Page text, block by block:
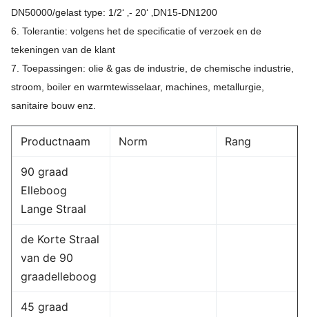
DN50000/gelast type: 1/2‘ ‚- 20‘ ‚DN15-DN1200
6. Tolerantie: volgens het de specificatie of verzoek en de
tekeningen van de klant
7. Toepassingen: olie & gas de industrie, de chemische industrie,
stroom, boiler en warmtewisselaar, machines, metallurgie,
sanitaire bouw enz.
Productnaam Norm Rang
90 graad
Elleboog
Lange Straal
de Korte Straal
van de 90
graadelleboog
45 graad